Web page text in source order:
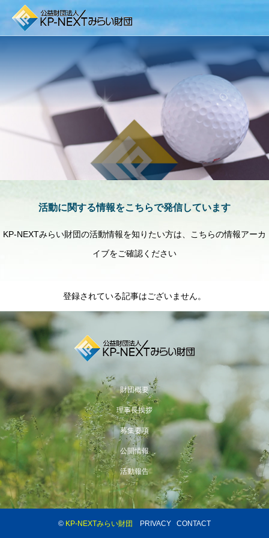
Activity Report
活動報告
活動に関する情報をこちらで発信しています
KP-NEXTみらい財団の活動情報を知りたい方は、こちらの情報アーカ
イブをご確認ください
登録されている記事はございません。
財団概要
理事長挨拶
募集要項
公開情報
活動報告
© KP-NEXTみらい財団 PRIVACY CONTACT